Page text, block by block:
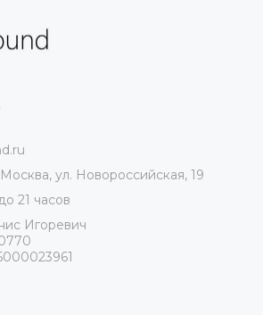
Москва, ул. Новороссийская, 19
21 часов
Игоревич